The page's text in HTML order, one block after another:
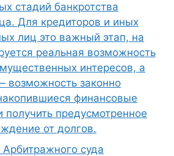
стадий банкротства
Для кредиторов и иных
лиц это важный этап, на
реальная возможность
интересов, а
возможность законно
финансовые
получить предусмотренное
от долгов.
суда